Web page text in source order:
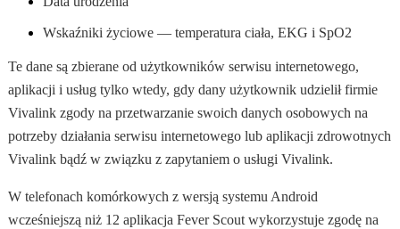
Wskaźniki życiowe — temperatura ciała, EKG i SpO2
Te dane są zbierane od użytkowników serwisu internetowego,
aplikacji i usług tylko wtedy, gdy dany użytkownik udzielił firmie
Vivalink zgody na przetwarzanie swoich danych osobowych na
potrzeby działania serwisu internetowego lub aplikacji zdrowotnych
Vivalink bądź w związku z zapytaniem o usługi Vivalink.
W telefonach komórkowych z wersją systemu Android
wcześniejszą niż 12 aplikacja Fever Scout wykorzystuje zgodę na